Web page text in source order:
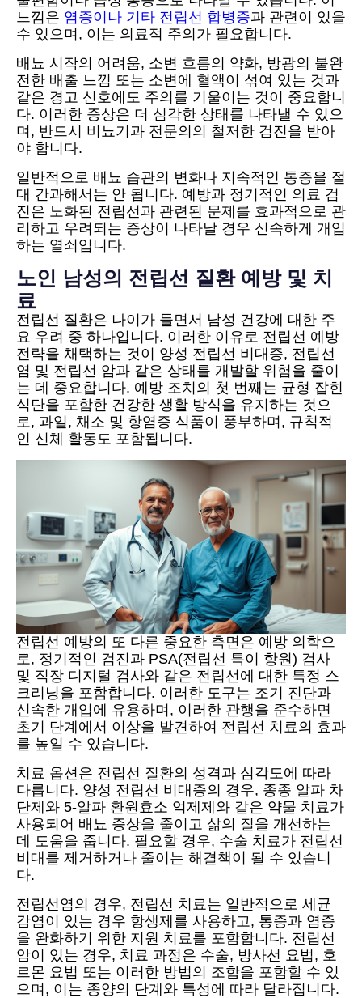
느낌은 염증이나 기타 전립선 합병증과 관련이 있을
수 있으며, 이는 의료적 주의가 필요합니다.
배뇨 시작의 어려움, 소변 흐름의 약화, 방광의 불완
전한 배출 느낌 또는 소변에 혈액이 섞여 있는 것과
같은 경고 신호에도 주의를 기울이는 것이 중요합니
다. 이러한 증상은 더 심각한 상태를 나타낼 수 있으
며, 반드시 비뇨기과 전문의의 철저한 검진을 받아
야 합니다.
일반적으로 배뇨 습관의 변화나 지속적인 통증을 절
대 간과해서는 안 됩니다. 예방과 정기적인 의료 검
진은 노화된 전립선과 관련된 문제를 효과적으로 관
리하고 우려되는 증상이 나타날 경우 신속하게 개입
하는 열쇠입니다.
노인 남성의 전립선 질환 예방 및 치
료
전립선 질환은 나이가 들면서 남성 건강에 대한 주
요 우려 중 하나입니다. 이러한 이유로 전립선 예방
전략을 채택하는 것이 양성 전립선 비대증, 전립선
염 및 전립선 암과 같은 상태를 개발할 위험을 줄이
는 데 중요합니다. 예방 조치의 첫 번째는 균형 잡힌
식단을 포함한 건강한 생활 방식을 유지하는 것으
로, 과일, 채소 및 항염증 식품이 풍부하며, 규칙적
인 신체 활동도 포함됩니다.
전립선 예방의 또 다른 중요한 측면은 예방 의학으
로, 정기적인 검진과 PSA(전립선 특이 항원) 검사
및 직장 디지털 검사와 같은 전립선에 대한 특정 스
크리닝을 포함합니다. 이러한 도구는 조기 진단과
신속한 개입에 유용하며, 이러한 관행을 준수하면
초기 단계에서 이상을 발견하여 전립선 치료의 효과
를 높일 수 있습니다.
치료 옵션은 전립선 질환의 성격과 심각도에 따라
다릅니다. 양성 전립선 비대증의 경우, 종종 알파 차
단제와 5-알파 환원효소 억제제와 같은 약물 치료가
사용되어 배뇨 증상을 줄이고 삶의 질을 개선하는
데 도움을 줍니다. 필요할 경우, 수술 치료가 전립선
비대를 제거하거나 줄이는 해결책이 될 수 있습니
다.
전립선염의 경우, 전립선 치료는 일반적으로 세균
감염이 있는 경우 항생제를 사용하고, 통증과 염증
을 완화하기 위한 지원 치료를 포함합니다. 전립선
암이 있는 경우, 치료 과정은 수술, 방사선 요법, 호
르몬 요법 또는 이러한 방법의 조합을 포함할 수 있
으며, 이는 종양의 단계와 특성에 따라 달라집니다.